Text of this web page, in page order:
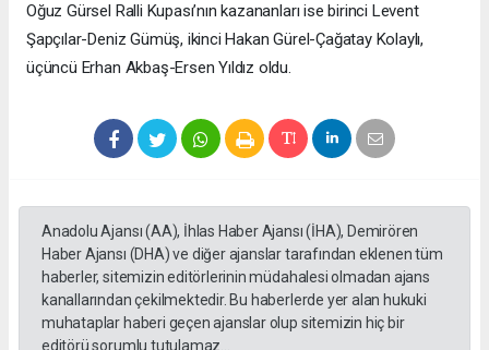
Oğuz Gürsel Ralli Kupası’nın kazananları ise birinci Levent
Şapçılar-Deniz Gümüş, ikinci Hakan Gürel-Çağatay Kolaylı,
üçüncü Erhan Akbaş-Ersen Yıldız oldu.
Anadolu Ajansı (AA), İhlas Haber Ajansı (İHA), Demirören
Haber Ajansı (DHA) ve diğer ajanslar tarafından eklenen tüm
haberler, sitemizin editörlerinin müdahalesi olmadan ajans
kanallarından çekilmektedir. Bu haberlerde yer alan hukuki
muhataplar haberi geçen ajanslar olup sitemizin hiç bir
editörü sorumlu tutulamaz...